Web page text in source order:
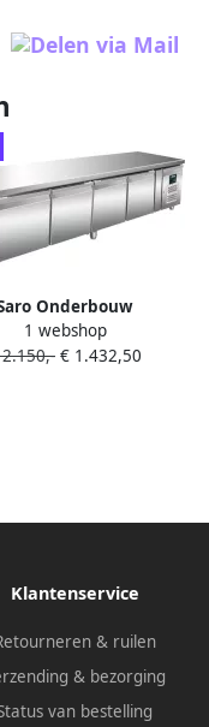
Onderbouw
4 Deuren 420L
-2°C +8°C 323-
1 webshop
€ 1.432,50
Klantenservice
& ruilen
& bezorging
van bestelling